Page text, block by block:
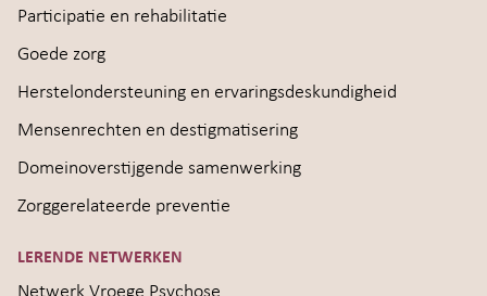
Participatie en rehabilitatie
Goede zorg
Herstelondersteuning en ervaringsdeskundigheid
Mensenrechten en destigmatisering
Domeinoverstijgende samenwerking
Zorggerelateerde preventie
LERENDE NETWERKEN